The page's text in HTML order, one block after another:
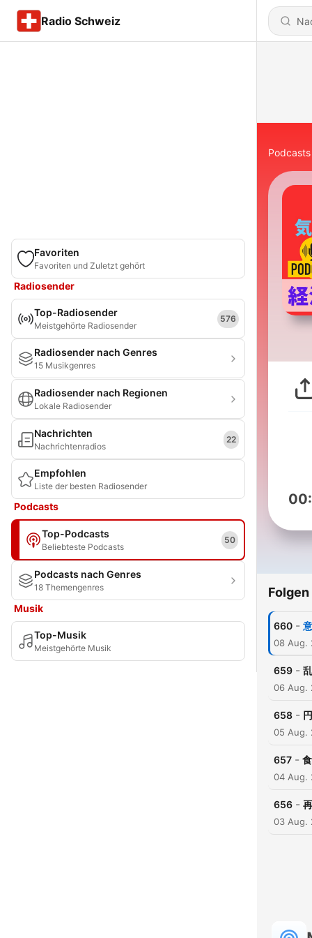
Radio Schweiz
Favoriten
Favoriten und Zuletzt gehört
Radiosender
Top-Radiosender
Meistgehörte Radiosender
576
Radiosender nach Genres
15 Musikgenres
Radiosender nach Regionen
Lokale Radiosender
Nachrichten
Nachrichtenradios
22
Empfohlen
Liste der besten Radiosender
Podcasts
Top-Podcasts
Beliebteste Podcasts
50
Podcasts nach Genres
18 Themengenres
Musik
Top-Musik
Meistgehörte Musik
Podcasts
Folgen
660 -
08 Aug.
659 -
06 Aug.
658 -
05 Aug.
657 -
04 Aug.
656 -
03 Aug.